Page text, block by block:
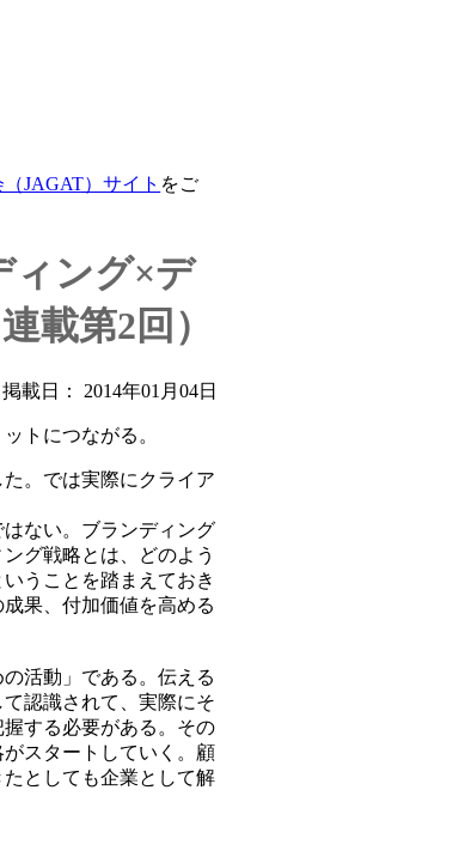
JAGAT）サイト をご
ィング×デ
載第2回）
掲載日： 2014年01月04日
トにつながる。
。では実際にクライア
ない。ブランディング
グ戦略とは、どのよう
うことを踏まえておき
果、付加価値を高める
活動」である。伝える
認識されて、実際にそ
する必要がある。その
スタートしていく。顧
としても企業として解